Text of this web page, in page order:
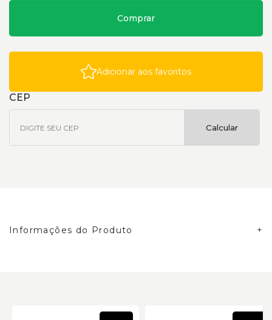
Comprar
Adicionar aos favoritos
CEP
Calcular
Informações do Produto